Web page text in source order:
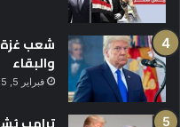
شعب غزة
والبقاء
فبراير 5, 2025